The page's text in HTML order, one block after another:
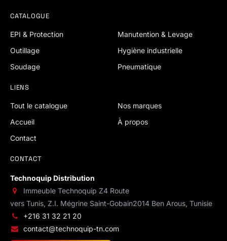
CATALOGUE
EPI & Protection
Manutention & Levage
Outillage
Hygiène industrielle
Soudage
Pneumatique
LIENS
Tout le catalogue
Nos marques
Accueil
À propos
Contact
CONTACT
Technoquip Distribution
Immeuble Technoquip Z4 Route
vers Tunis, Z.I. Mégrine Saint-Gobain2014 Ben Arous, Tunisie
+216 31 32 21 20
contact@technoquip-tn.com